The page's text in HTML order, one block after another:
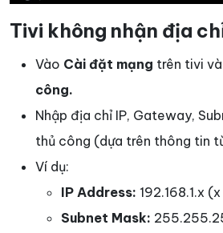
Tivi không nhận địa
Vào Cài đặt mạng trên tivi
công.
Nhập địa chỉ IP, Gateway,
thủ công (dựa trên thông tin
Ví dụ:
IP Address: 192.168.1.x
Subnet Mask: